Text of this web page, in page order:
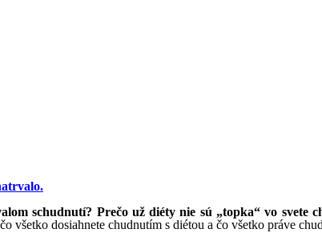
schudnutí? Prečo už diéty nie sú „topka“ vo svete
všetko dosiahnete chudnutím s diétou a čo všetko práve